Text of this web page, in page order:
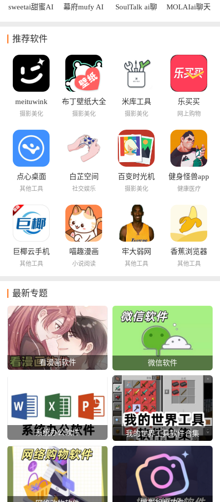
sweetai甜蜜AI
幕府mufy AI
SoulTalk ai聊
MOLAIai聊天
推荐软件
meituwink
摄影美化
布丁壁纸大全
摄影美化
米库工具
摄影美化
乐买买
网上购物
点心桌面
其他工具
白芷空间
社交娱乐
百变时光机
摄影美化
健身怪兽app
健康医疗
巨椰云手机
其他工具
喵趣漫画
小说阅读
牢大弱网
其他工具
香蕉浏览器
其他工具
最新专题
看漫画软件 微信软件
系统办公软件 我的世界工具软件合集